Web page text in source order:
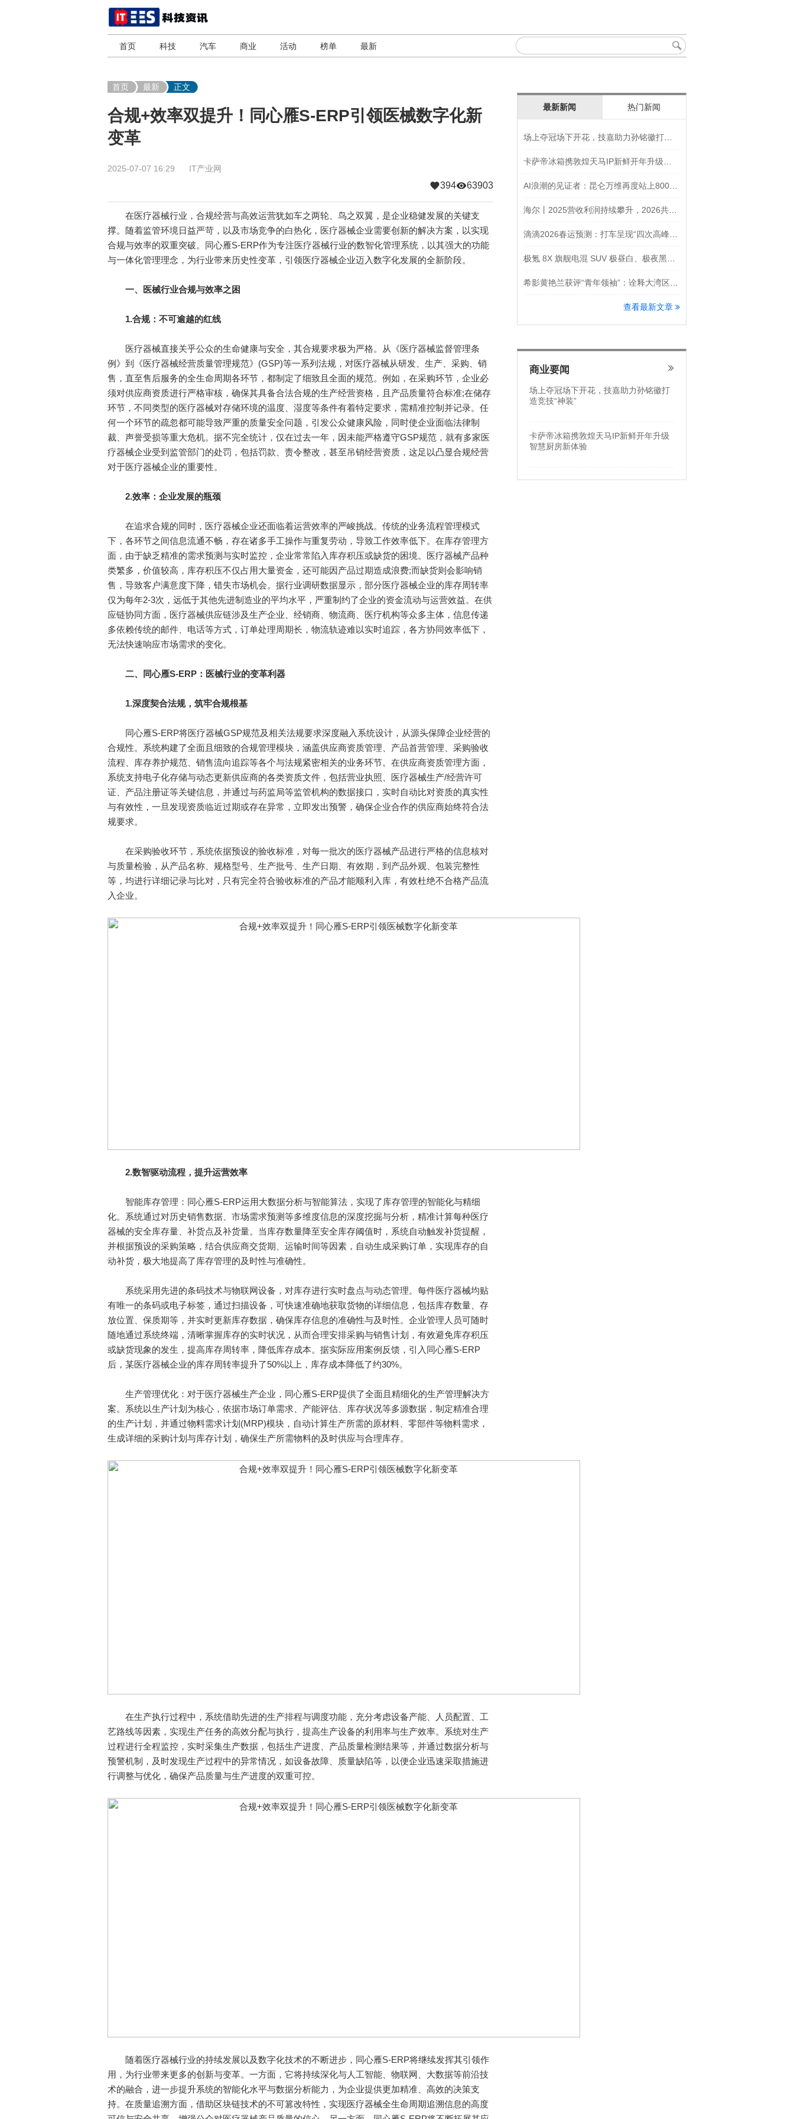
首页 科技 汽车 商业 活动 榜单 最新
首页 最新 正文
合规+效率双提升！同心雁S-ERP引领医械数字化新
变革
2025-07-07 16:29 IT产业网
394 63903
在医疗器械行业，合规经营与高效运营犹如车之两轮、鸟之双翼，是企业稳健发展的关键支
撑。随着监管环境日益严苛，以及市场竞争的白热化，医疗器械企业需要创新的解决方案，以实现
合规与效率的双重突破。同心雁S-ERP作为专注医疗器械行业的数智化管理系统，以其强大的功能
与一体化管理理念，为行业带来历史性变革，引领医疗器械企业迈入数字化发展的全新阶段。
一、 医械行业合规与效率之困
1.合规：不可逾越的红线
医疗器械直接关乎公众的生命健康与安全，其合规要求极为严格。从《医疗器械监督管理条
例》到《医疗器械经营质量管理规范》(GSP)等一系列法规，对医疗器械从研发、生产、采购、销
售，直至售后服务的全生命周期各环节，都制定了细致且全面的规范。例如，在采购环节，企业必
须对供应商资质进行严格审核，确保其具备合法合规的生产经营资格，且产品质量符合标准;在储存
环节，不同类型的医疗器械对存储环境的温度、湿度等条件有着特定要求，需精准控制并记录。任
何一个环节的疏忽都可能导致严重的质量安全问题，引发公众健康风险，同时使企业面临法律制
裁、声誉受损等重大危机。据不完全统计，仅在过去一年，因未能严格遵守GSP规范，就有多家医
疗器械企业受到监管部门的处罚，包括罚款、责令整改，甚至吊销经营资质，这足以凸显合规经营
对于医疗器械企业的重要性。
2.效率：企业发展的瓶颈
在追求合规的同时，医疗器械企业还面临着运营效率的严峻挑战。传统的业务流程管理模式
下，各环节之间信息流通不畅，存在诸多手工操作与重复劳动，导致工作效率低下。在库存管理方
面，由于缺乏精准的需求预测与实时监控，企业常常陷入库存积压或缺货的困境。医疗器械产品种
类繁多，价值较高，库存积压不仅占用大量资金，还可能因产品过期造成浪费;而缺货则会影响销
售，导致客户满意度下降，错失市场机会。据行业调研数据显示，部分医疗器械企业的库存周转率
仅为每年2-3次，远低于其他先进制造业的平均水平，严重制约了企业的资金流动与运营效益。在供
应链协同方面，医疗器械供应链涉及生产企业、经销商、物流商、医疗机构等众多主体，信息传递
多依赖传统的邮件、电话等方式，订单处理周期长，物流轨迹难以实时追踪，各方协同效率低下，
无法快速响应市场需求的变化。
二、 同心雁S-ERP ： 医械行业的变革利器
1.深度契合法规，筑牢合规根基
同心雁S-ERP将医疗器械GSP规范及相关法规要求深度融入系统设计，从源头保障企业经营的
合规性。系统构建了全面且细致的合规管理模块，涵盖供应商资质管理、产品首营管理、采购验收
流程、库存养护规范、销售流向追踪等各个与法规紧密相关的业务环节。在供应商资质管理方面，
系统支持电子化存储与动态更新供应商的各类资质文件，包括营业执照、医疗器械生产/经营许可
证、产品注册证等关键信息，并通过与药监局等监管机构的数据接口，实时自动比对资质的真实性
与有效性，一旦发现资质临近过期或存在异常，立即发出预警，确保企业合作的供应商始终符合法
规要求。
在采购验收环节，系统依据预设的验收标准，对每一批次的医疗器械产品进行严格的信息核对
与质量检验，从产品名称、规格型号、生产批号、生产日期、有效期，到产品外观、包装完整性
等，均进行详细记录与比对，只有完全符合验收标准的产品才能顺利入库，有效杜绝不合格产品流
入企业。
2.数智驱动流程，提升运营效率
智能库存管理：同心雁S-ERP运用大数据分析与智能算法，实现了库存管理的智能化与精细
化。系统通过对历史销售数据、市场需求预测等多维度信息的深度挖掘与分析，精准计算每种医疗
器械的安全库存量、补货点及补货量。当库存数量降至安全库存阈值时，系统自动触发补货提醒，
并根据预设的采购策略，结合供应商交货期、运输时间等因素，自动生成采购订单，实现库存的自
动补货，极大地提高了库存管理的及时性与准确性。
系统采用先进的条码技术与物联网设备，对库存进行实时盘点与动态管理。每件医疗器械均贴
有唯一的条码或电子标签，通过扫描设备，可快速准确地获取货物的详细信息，包括库存数量、存
放位置、保质期等，并实时更新库存数据，确保库存信息的准确性与及时性。企业管理人员可随时
随地通过系统终端，清晰掌握库存的实时状况，从而合理安排采购与销售计划，有效避免库存积压
或缺货现象的发生，提高库存周转率，降低库存成本。据实际应用案例反馈，引入同心雁S-ERP
后，某医疗器械企业的库存周转率提升了50%以上，库存成本降低了约30%。
生产管理优化：对于医疗器械生产企业，同心雁S-ERP提供了全面且精细化的生产管理解决方
案。系统以生产计划为核心，依据市场订单需求、产能评估、库存状况等多源数据，制定精准合理
的生产计划，并通过物料需求计划(MRP)模块，自动计算生产所需的原材料、零部件等物料需求，
生成详细的采购计划与库存计划，确保生产所需物料的及时供应与合理库存。
在生产执行过程中，系统借助先进的生产排程与调度功能，充分考虑设备产能、人员配置、工
艺路线等因素，实现生产任务的高效分配与执行，提高生产设备的利用率与生产效率。系统对生产
过程进行全程监控，实时采集生产数据，包括生产进度、产品质量检测结果等，并通过数据分析与
预警机制，及时发现生产过程中的异常情况，如设备故障、质量缺陷等，以便企业迅速采取措施进
行调整与优化，确保产品质量与生产进度的双重可控。
随着医疗器械行业的持续发展以及数字化技术的不断进步，同心雁S-ERP将继续发挥其引领作
用，为行业带来更多的创新与变革。一方面，它将持续深化与人工智能、物联网、大数据等前沿技
术的融合，进一步提升系统的智能化水平与数据分析能力，为企业提供更加精准、高效的决策支
持。在质量追溯方面，借助区块链技术的不可篡改特性，实现医疗器械全生命周期追溯信息的高度
最新新闻 热门新闻
查看最新文章
商业要闻
场上夺冠场下开花，技嘉助力孙铭徽打
造竞技“神装”
卡萨帝冰箱携敦煌天马IP新鲜开年升级
智慧厨房新体验